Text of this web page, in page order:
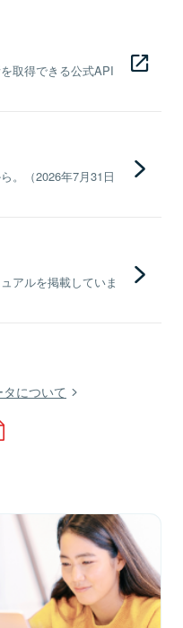
取得できる公式API
。（2026年7月31日
アルを掲載していま
について